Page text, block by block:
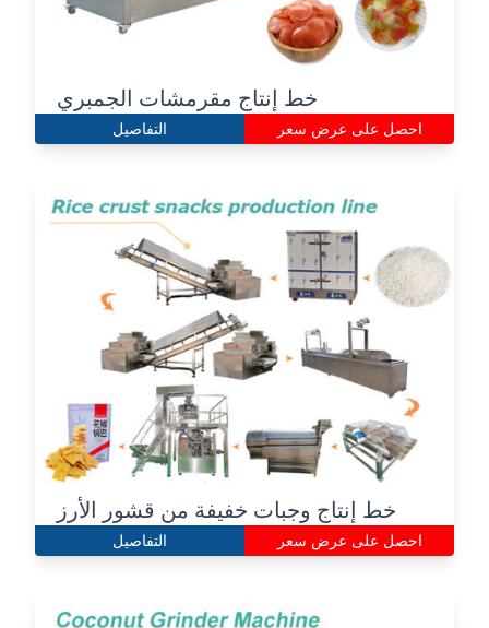
خط إنتاج مقرمشات الجمبري
التفاصيل احصل على عرض سعر
خط إنتاج وجبات خفيفة من قشور الأرز
التفاصيل احصل على عرض سعر